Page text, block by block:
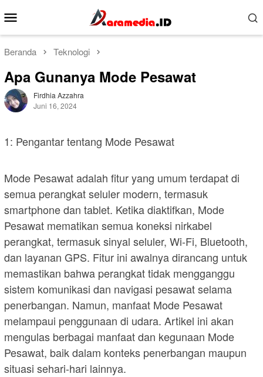
ke
kontenMobile
Beranda Teknologi
Apa Gunanya Mode Pesawat
Firdhia Azzahra
Juni 16, 2024
1: Pengantar tentang Mode Pesawat
Mode Pesawat adalah fitur yang umum terdapat di
semua perangkat seluler modern, termasuk
smartphone dan tablet. Ketika diaktifkan, Mode
Pesawat mematikan semua koneksi nirkabel
perangkat, termasuk sinyal seluler, Wi-Fi, Bluetooth,
dan layanan GPS. Fitur ini awalnya dirancang untuk
memastikan bahwa perangkat tidak mengganggu
sistem komunikasi dan navigasi pesawat selama
penerbangan. Namun, manfaat Mode Pesawat
melampaui penggunaan di udara. Artikel ini akan
mengulas berbagai manfaat dan kegunaan Mode
Pesawat, baik dalam konteks penerbangan maupun
situasi sehari-hari lainnya.